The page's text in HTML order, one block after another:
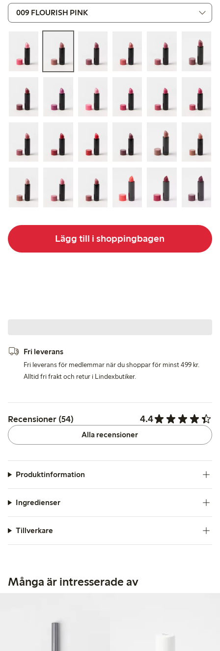
Lägg till i shoppingbagen
Fri leverans
Fri leverans för medlemmar när du shoppar för minst 499 kr.
Alltid fri frakt och retur i Lindexbutiker.
Recensioner (54) 4.4
Alla recensioner
Produktinformation
Ingredienser
Tillverkare
Många är intresserade av